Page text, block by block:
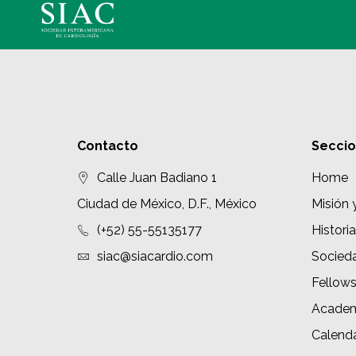
Contacto
Calle Juan Badiano 1
Ciudad de México, D.F., México
(+52) 55-55135177
siac@siacardio.com
Home
Misión
Historia
Fellows